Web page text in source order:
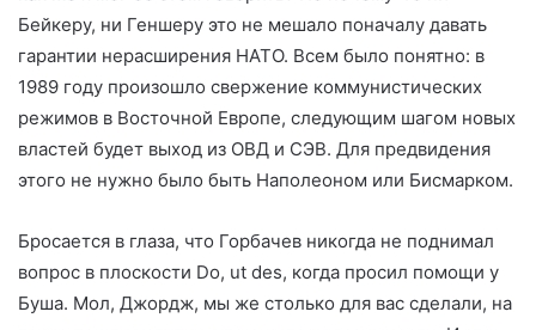
Бейкеру, ни Геншеру это не мешало поначалу давать
гарантии нерасширения НАТО. Всем было понятно: в
1989 году произошло свержение коммунистических
режимов в Восточной Европе, следующим шагом новых
властей будет выход из ОВД и СЭВ. Для предвидения
этого не нужно было быть Наполеоном или Бисмарком.
Бросается в глаза, что Горбачев никогда не поднимал
вопрос в плоскости Do, ut des, когда просил помощи у
Буша. Мол, Джордж, мы же столько для вас сделали, на